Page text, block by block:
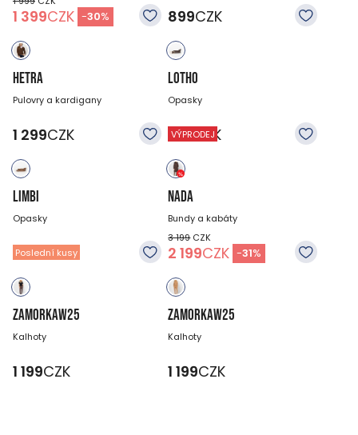
1 399CZK -30% 899CZK
HETRA
Pulovry a kardigany
1 299CZK
LOTHO
Opasky
399CZK
LIMBI
Opasky
399CZK
VÝPRODEJ
NADA
Bundy a kabáty
3 199CZK
2 199CZK -31%
Poslední kusy
ZAMORKAW25
Kalhoty
1 199CZK
ZAMORKAW25
Kalhoty
1 199CZK